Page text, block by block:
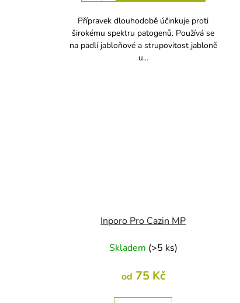
Přípravek dlouhodobě účinkuje proti
širokému spektru patogenů. Používá se
na padlí jabloňové a strupovitost jabloně
u...
Inporo Pro Cazin MP
Skladem (>5 ks)
od 75 Kč